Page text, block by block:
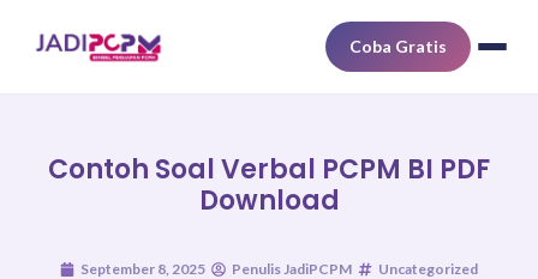
Coba Gratis
Contoh Soal Verbal PCPM BI PDF
Download
September 8, 2025 Penulis JadiPCPM Uncategorized